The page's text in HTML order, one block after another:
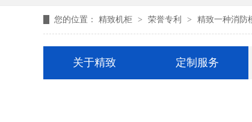
您的位置： 精致机柜 > 荣誉专利 > 精致一种消防
关于精致 定制服务